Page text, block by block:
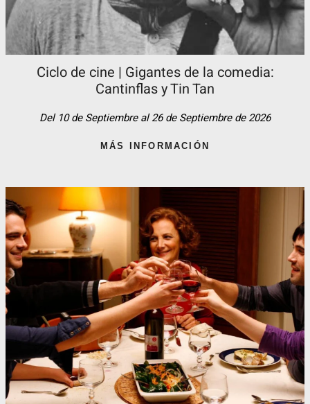
Ciclo de cine | Gigantes de la comedia:
Cantinflas y Tin Tan​
Del 10 de Septiembre al 26 de Septiembre de 2026
MÁS INFORMACIÓN